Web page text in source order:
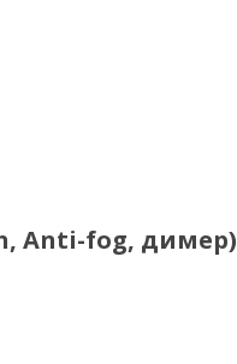
Anti-fog, димер)